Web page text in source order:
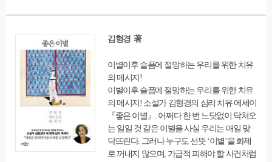
할 것이라 믿는 휴. 인정받기 위해 제대로 된
사를 만나면서 사람을 이끌어 가는 동력이 무
깨닫는다. 마음에 대해 깊이 생각해 본 휴는
자신을 몰아쳤던 내면의 '어린아이'로부터 벗
어나 성숙해지고 진정한 휴식을 누리게 된
다.> 이 책은 '휴'에 대한 이야기뿐만 아니라,
세상의 '휴'들에 대한 이야기도 실려 있다. 분
노하고, 좌절하고, 열등감을 느끼고, 조급하
며, 교만하고, 의존적이며, 두 얼굴을 가지기
도 하는 세상의 '휴'들. 저자는 그들에게 마음
김형경 著
이별이후 슬픔에 절망하는 우리를 위한 치유
의 메시지!
이별이후 슬픔에 절망하는 우리를 위한 치유
의 메시지! 소설가 김형경의 심리 치유 에세이
『좋은 이별』. 어쩌다 한 번 느닷없이 닥쳐오
는 일일 것 같은 이별을 사실 우리는 매일 맞
닥뜨린다. 그러나 누구도 선뜻 ‘이별’을 화제
로 꺼내지 않으며, 가급적 피해야 할 사건처럼